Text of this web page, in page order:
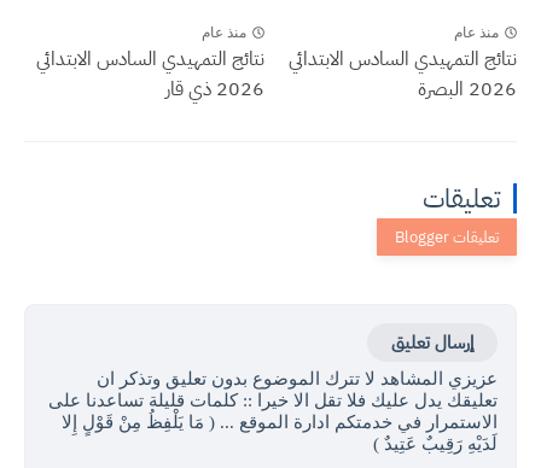
منذ عام
نتائج التمهيدي السادس الابتدائي
2026 البصرة
منذ عام
نتائج التمهيدي السادس الابتدائي
2026 ذي قار
تعليقات
إرسال تعليق
عزيزي المشاهد لا تترك الموضوع بدون تعليق وتذكر ان
تعليقك يدل عليك فلا تقل الا خيرا :: كلمات قليلة تساعدنا على
الاستمرار في خدمتكم ادارة الموقع ... ( مَا يَلْفِظُ مِنْ قَوْلٍ إِلا
لَدَيْهِ رَقِيبٌ عَتِيدٌ )